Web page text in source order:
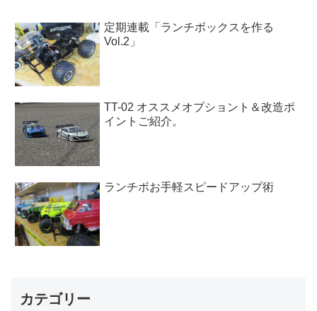
定期連載「ランチボックスを作る
Vol.2」
TT-02 オススメオプショント＆改造ポ
イントご紹介。
ランチボお手軽スピードアップ術
カテゴリー